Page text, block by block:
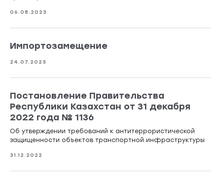
06.08.2023
Импортозамещение
24.07.2023
Постановление Правительства
Республики Казахстан от 31 декабря
2022 года № 1136
Об утверждении требований к антитеррористической
защищенности объектов транспортной инфраструктуры
31.12.2022